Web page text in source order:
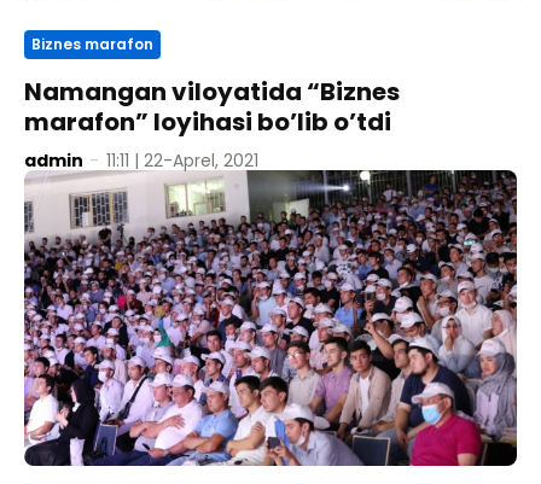
Biznes marafon
Namangan viloyatida “Biznes
marafon” loyihasi bo’lib o’tdi
admin - 11:11 | 22-Aprel, 2021